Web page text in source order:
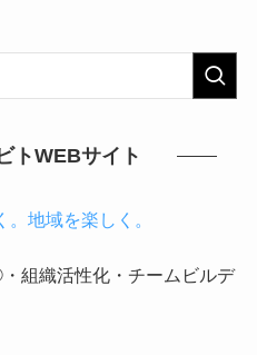
トWEBサイト
地域を楽しく。
組織活性化・チームビルデ